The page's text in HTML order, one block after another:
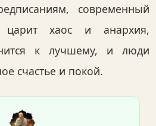
современный
хаос и анархия,
к лучшему, и люди
счастье и покой.